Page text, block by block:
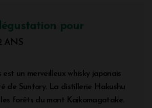
pour
ANS
est un merveilleux whisky japonais
de Suntory. La distillerie Hakushu
forêts du mont Kaikomagatake.